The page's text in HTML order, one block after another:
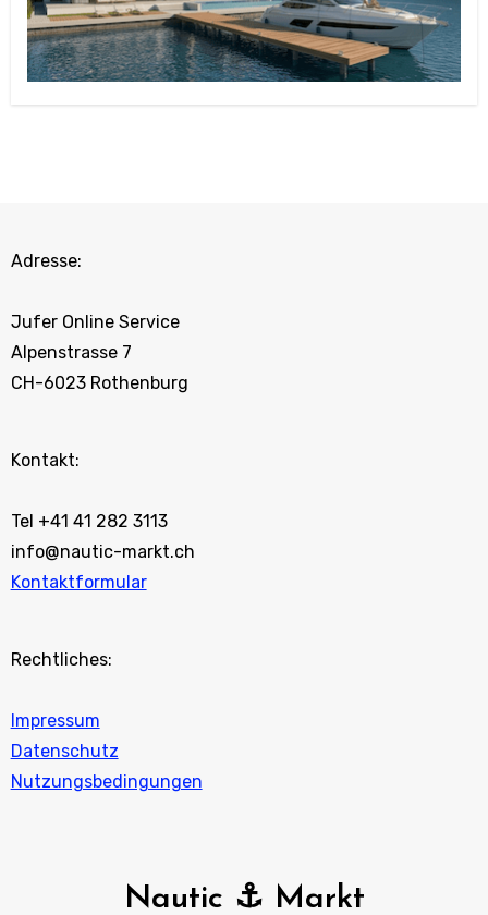
Adresse:
Jufer Online Service
Alpenstrasse 7
CH-6023 Rothenburg
Kontakt:
Tel +41 41 282 3113
info@nautic-markt.ch
Kontaktformular
Rechtliches:
Impressum
Datenschutz
Nutzungsbedingungen
Nautic ⚓ Markt